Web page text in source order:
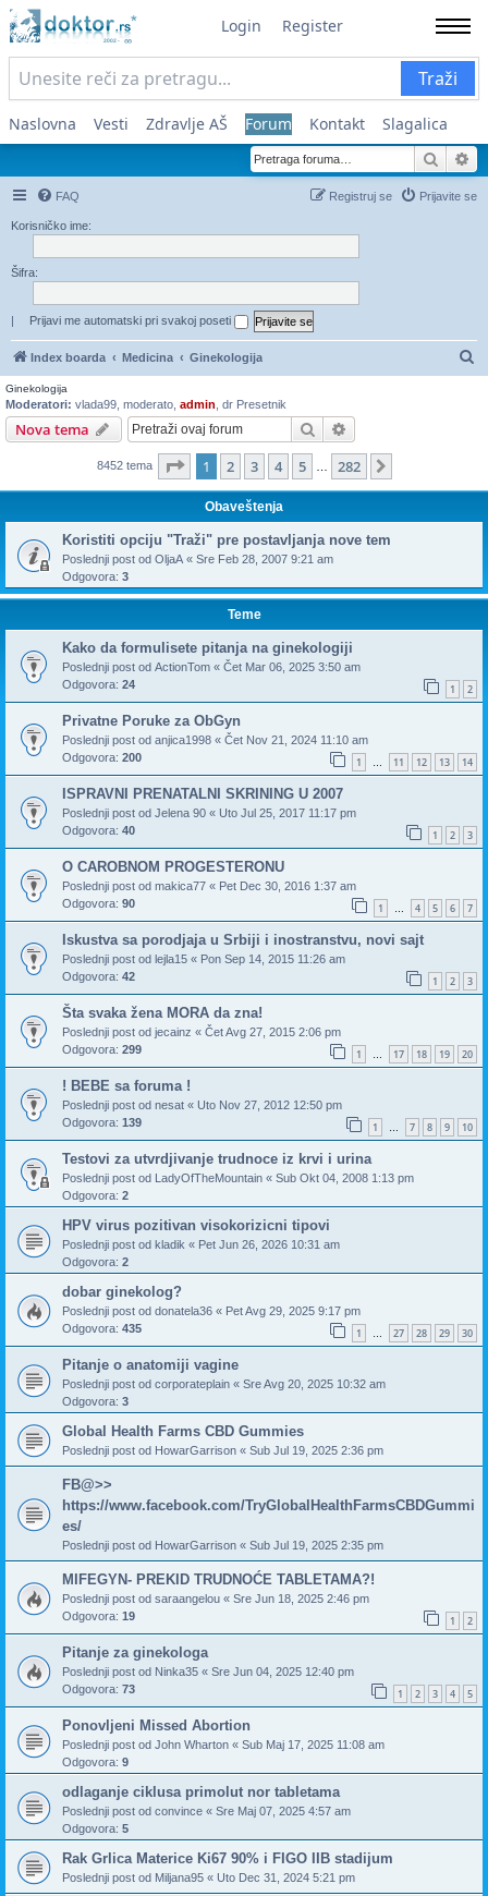
Login Register
Traži
Naslovna Vesti Zdravlje AŠ Forum Kontakt Slagalica
FAQ Prijavite se
Registruj se
Korisničko ime:
Šifra:
| Prijavi me automatski pri svakoj poseti
Index boarda Medicina Ginekologija
Ginekologija
Moderatori: vlada99 moderato admin dr Presetnik
Nova tema Pretraga
8452 tema Stranica 1od282
1 2 3 4 5 282
Obaveštenja
Koristiti opciju "Traži" pre postavljanja nove tem
Poslednji post od OljaA « Sre Feb 28, 2007 9:21 am
Odgovora: 3
Teme
Kako da formulisete pitanja na ginekologiji
Poslednji post od ActionTom « Čet Mar 06, 2025 3:50 am
Odgovora: 24 1 2
Privatne Poruke za ObGyn
Poslednji post od anjica1998 « Čet Nov 21, 2024 11:10 am
Odgovora: 200 1 11 12 13 14
ISPRAVNI PRENATALNI SKRINING U 2007
Poslednji post od Jelena 90 « Uto Jul 25, 2017 11:17 pm
Odgovora: 40 1 2 3
O CAROBNOM PROGESTERONU
Poslednji post od makica77 « Pet Dec 30, 2016 1:37 am
Odgovora: 90 1 4 5 6 7
Iskustva sa porodjaja u Srbiji i inostranstvu, novi sajt
Poslednji post od lejla15 « Pon Sep 14, 2015 11:26 am
Odgovora: 42 1 2 3
Šta svaka žena MORA da zna!
Poslednji post od jecainz « Čet Avg 27, 2015 2:06 pm
Odgovora: 299 1 17 18 19 20
! BEBE sa foruma !
Poslednji post od nesat « Uto Nov 27, 2012 12:50 pm
Odgovora: 139 1 7 8 9 10
Testovi za utvrdjivanje trudnoce iz krvi i urina
Poslednji post od LadyOfTheMountain « Sub Okt 04, 2008 1:13 pm
Odgovora: 2
HPV virus pozitivan visokorizicni tipovi
Poslednji post od kladik « Pet Jun 26, 2026 10:31 am
Odgovora: 2
dobar ginekolog?
Poslednji post od donatela36 « Pet Avg 29, 2025 9:17 pm
Odgovora: 435 1 27 28 29 30
Pitanje o anatomiji vagine
Poslednji post od corporateplain « Sre Avg 20, 2025 10:32 am
Odgovora: 3
Global Health Farms CBD Gummies
Poslednji post od HowarGarrison « Sub Jul 19, 2025 2:36 pm
FB@>>
https://www.facebook.com/TryGlobalHealthFarmsCBDGummi
es/
Poslednji post od HowarGarrison « Sub Jul 19, 2025 2:35 pm
MIFEGYN- PREKID TRUDNOĆE TABLETAMA?!
Poslednji post od saraangelou « Sre Jun 18, 2025 2:46 pm
Odgovora: 19 1 2
Pitanje za ginekologa
Poslednji post od Ninka35 « Sre Jun 04, 2025 12:40 pm
Odgovora: 73 1 2 3 4 5
Ponovljeni Missed Abortion
Poslednji post od John Wharton « Sub Maj 17, 2025 11:08 am
Odgovora: 9
odlaganje ciklusa primolut nor tabletama
Poslednji post od convince « Sre Maj 07, 2025 4:57 am
Odgovora: 5
Rak Grlica Materice Ki67 90% i FIGO IIB stadijum
Poslednji post od Miljana95 « Uto Dec 31, 2024 5:21 pm